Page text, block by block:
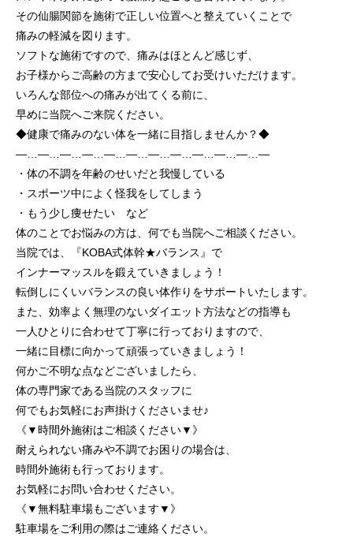
その仙腸関節を施術で正しい位置へと整えていくことで
痛みの軽減を図ります。
ソフトな施術ですので、痛みはほとんど感じず、
お子様からご高齢の方まで安心してお受けいただけます。
いろんな部位への痛みが出てくる前に、
早めに当院へご来院ください。
◆健康で痛みのない体を一緒に目指しませんか？◆
—…—…—…—…—…—…—…—…—…—…—…—
・体の不調を年齢のせいだと我慢している
・スポーツ中によく怪我をしてしまう
・もう少し痩せたい など
体のことでお悩みの方は、何でも当院へご相談ください。
当院では、『KOBA式体幹★バランス』で
インナーマッスルを鍛えていきましょう！
転倒しにくいバランスの良い体作りをサポートいたします。
また、効率よく無理のないダイエット方法などの指導も
一人ひとりに合わせて丁寧に行っておりますので、
一緒に目標に向かって頑張っていきましょう！
何かご不明な点などございましたら、
体の専門家である当院のスタッフに
何でもお気軽にお声掛けくださいませ♪
《▼時間外施術はご相談ください▼》
耐えられない痛みや不調でお困りの場合は、
時間外施術も行っております。
お気軽にお問い合わせください。
《▼無料駐車場もございます▼》
駐車場をご利用の際はご連絡ください。